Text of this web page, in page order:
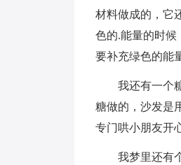
材料做成的，它
色的.能量的时候
要补充绿色的能
我还有一个糖
糖做的，沙发是
专门哄小朋友开
我梦里还有个